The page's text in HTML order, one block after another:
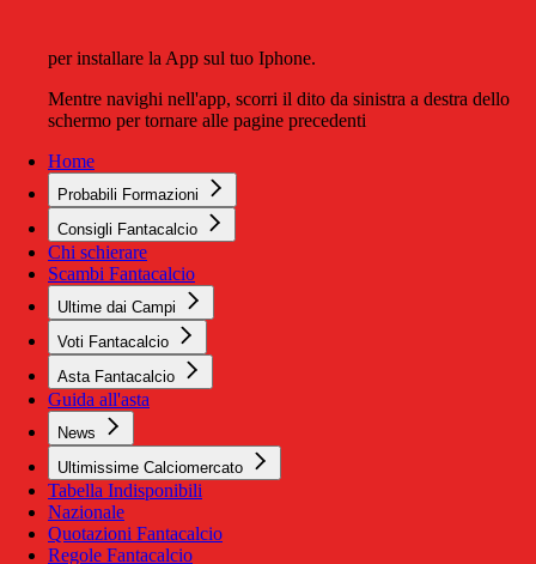
per installare la App sul tuo Iphone.
Mentre navighi nell'app, scorri il dito da sinistra a destra dello
schermo per tornare alle pagine precedenti
Home
Probabili Formazioni
Consigli Fantacalcio
Chi schierare
Scambi Fantacalcio
Ultime dai Campi
Voti Fantacalcio
Asta Fantacalcio
Guida all'asta
News
Ultimissime Calciomercato
Tabella Indisponibili
Nazionale
Quotazioni Fantacalcio
Regole Fantacalcio